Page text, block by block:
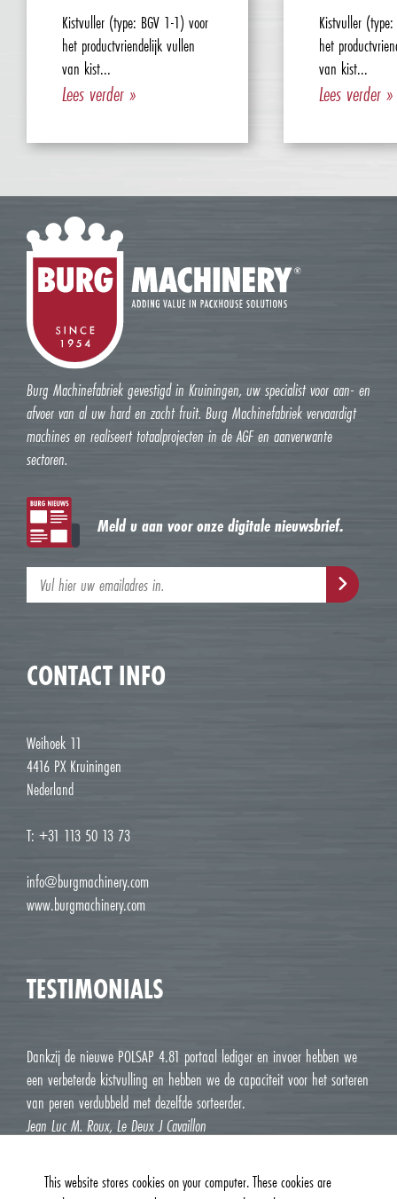
Kistvuller (type: BGV 1-1) voor
het productvriendelijk vullen
van kist...
Lees verder »
Kistvuller
het
van kist...
Lees verder »
Burg Machinefabriek gevestigd in Kruiningen, uw specialist voor aan- en
afvoer van al uw hard en zacht fruit. Burg Machinefabriek vervaardigt
machines en realiseert totaalprojecten in de AGF en aanverwante
sectoren.
Meld u aan voor onze digitale nieuwsbrief.
CONTACT INFO
Weihoek 11
4416 PX Kruiningen
Nederland
T: +31 113 50 13 73
info@burgmachinery.com
www.burgmachinery.com
TESTIMONIALS
Dankzij de nieuwe POLSAP 4.81 portaal lediger en invoer hebben we
een verbeterde kistvulling en hebben we de capaciteit voor het sorteren
van peren verdubbeld met dezelfde sorteerder.
Jean Luc M. Roux, Le Deux J Cavaillon
This website stores cookies on your computer. These cookies are